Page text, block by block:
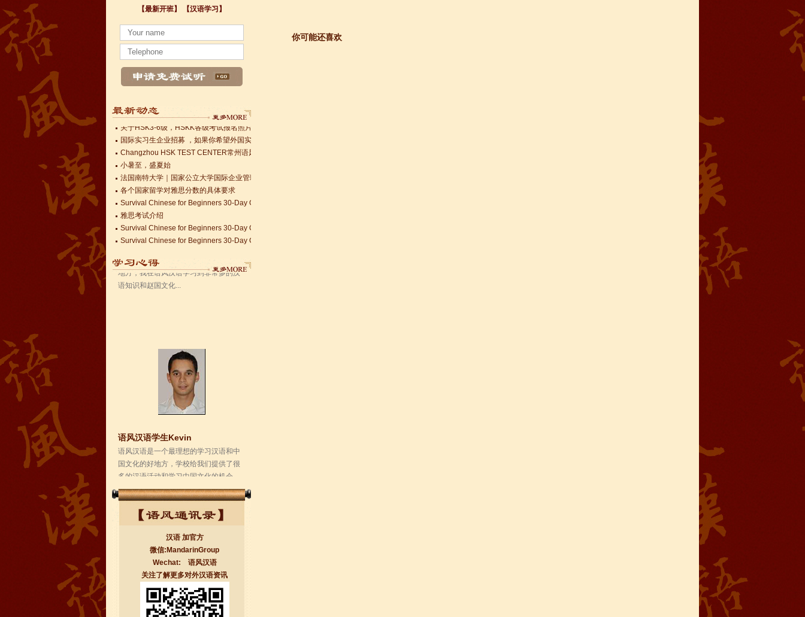
【最新开班】 【汉语学习】
小暑至，盛夏始
法国南特大学｜国家公立大学国际企业管理硕士 + 跨文化职场通行证，2025 招生开启
各个国家留学对雅思分数的具体要求
雅思考试介绍
关于HSK3-6级，HSKK各级考试报名照片的通知
国际实习生企业招募 ，如果你希望外国实习生到你的公司工作，请联系我们
Changzhou HSK TEST CENTER常州语风HSK考点正式对外开考了，常州的考生可以在自己家门口参加汉语考试了
小暑至，盛夏始
法国南特大学｜国家公立大学国际企业管理硕士 + 跨文化职场通行证，2025 招生开启
各个国家留学对雅思分数的具体要求
Survival Chinese for Beginners 30-Day Challenge day 3
雅思考试介绍
Survival Chinese for Beginners 30-Day Challenge day 2
Survival Chinese for Beginners 30-Day Challenge day 1
关于HSK3-6级，HSKK各级考试报名照片的通知
Changzhou HSK TEST CENTER常州语风HSK考点正式对外开考了，常州的考生可以在自己家门口参加汉语考试了
语风汉语无锡校 Zack
我叫Zack,我是法国人，无锡语风汉教中
心是一个学习中国文化和对外汉语的好
地方，我在语风汉语学习到非常多的汉
语知识和赵国文化...
语风汉语学生Kevin
语风汉语是一个最理想的学习汉语和中
国文化的好地方，学校给我们提供了很
学校的环境是...
无锡语风汉语学校Jessie
我学习汉语已经八年了,我能听明白别人
说汉语,但是我自己说汉语却觉得说不出
汉语 加官方
微信:MandarinGroup
Wechat: 语风汉语
关注了解更多对外汉语资讯
你可能还喜欢